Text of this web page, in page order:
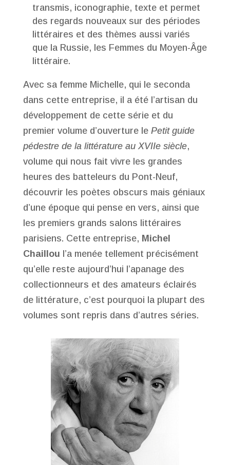
transmis, iconographie, texte et permet
des regards nouveaux sur des périodes
littéraires et des thèmes aussi variés
que la Russie, les Femmes du Moyen-Âge
littéraire.
Avec sa femme Michelle, qui le seconda
dans cette entreprise, il a été l’artisan du
développement de cette série et du
premier volume d’ouverture le Petit guide
pédestre de la littérature au XVIIe siècle,
volume qui nous fait vivre les grandes
heures des batteleurs du Pont-Neuf,
découvrir les poètes obscurs mais géniaux
d’une époque qui pense en vers, ainsi que
les premiers grands salons littéraires
parisiens. Cette entreprise, Michel
Chaillou l’a menée tellement précisément
qu’elle reste aujourd’hui l’apanage des
collectionneurs et des amateurs éclairés
de littérature, c’est pourquoi la plupart des
volumes sont repris dans d’autres séries.